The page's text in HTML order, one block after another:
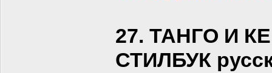
27. ТАНГО И
СТИЛБУК